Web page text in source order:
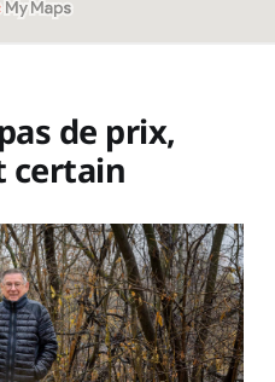
de prix,
certain